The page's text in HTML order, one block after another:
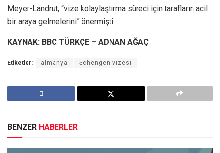
Meyer-Landrut, “vize kolaylaştırma süreci için tarafların acil
bir araya gelmelerini” önermişti.
KAYNAK: BBC TÜRKÇE – ADNAN AĞAÇ
Etiketler: almanya Schengen vizesi
BENZER HABERLER